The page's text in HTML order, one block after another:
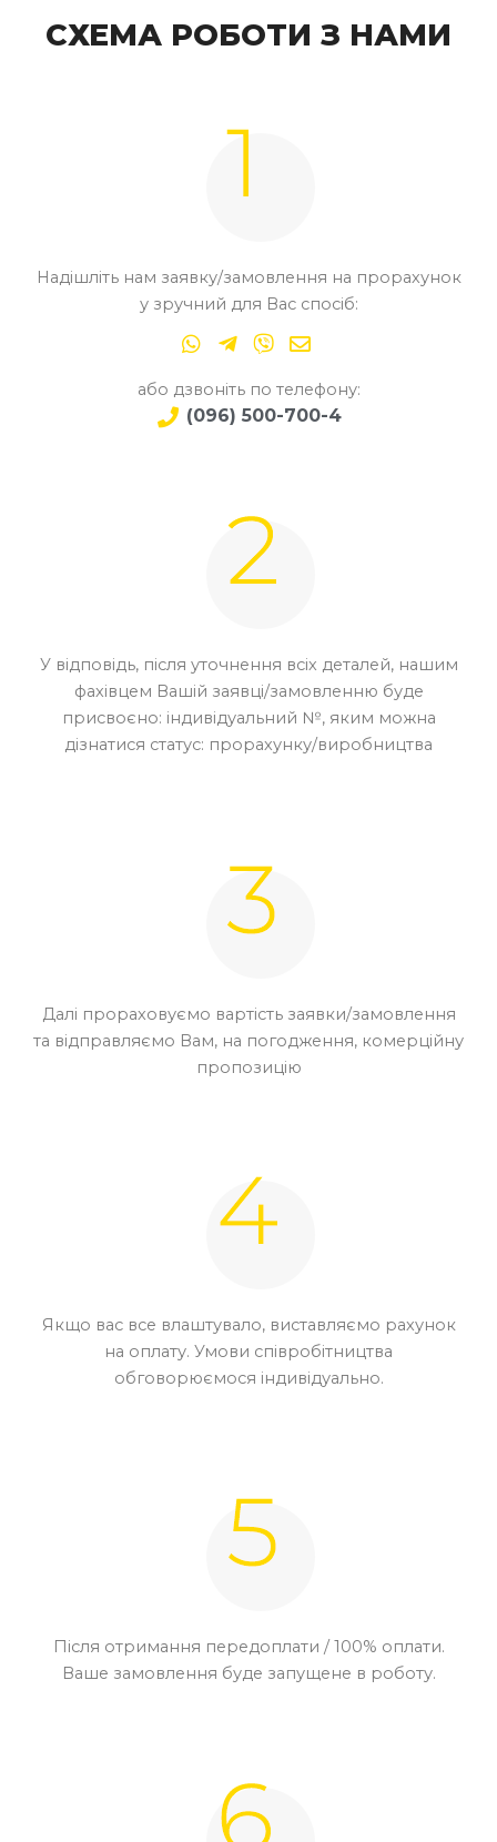
СХЕМА РОБОТИ З НАМИ
Надішліть нам заявку/замовлення на прорахунок
у зручний для Вас спосіб:
або дзвоніть по телефону:
(096) 500-700-4
У відповідь, після уточнення всіх деталей, нашим
фахівцем Вашій заявці/замовленню буде
присвоєно: індивідуальний №, яким можна
дізнатися статус: прорахунку/виробництва
Далі прораховуємо вартість заявки/замовлення
та відправляємо Вам, на погодження, комерційну
пропозицію
Якщо вас все влаштувало, виставляємо рахунок
на оплату. Умови співробітництва
обговорюємося індивідуально.
Після отримання передоплати / 100% оплати.
Ваше замовлення буде запущене в роботу.